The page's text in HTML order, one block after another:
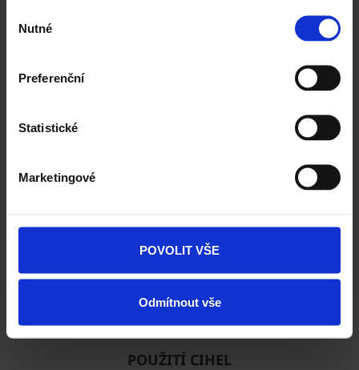
souhlasu
Nutné
Preferenční
Statistické
Marketingové
POVOLIT VŠE
Odmítnout vše
Vyzkoušejte ZDARMA návrh domu za 5 minut
Komplexní nastavení
Cihly Porotherm
POUŽITÍ CIHEL